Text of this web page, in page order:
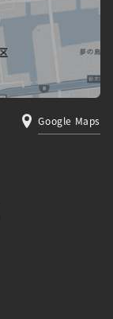
Google Maps